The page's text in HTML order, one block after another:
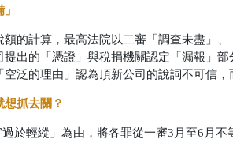
的計算，最高法院以二審「調查未盡」
出的「憑證」與稅捐機關認定「漏報」
泛的理由」認為頂新公司的說詞不可信，
抓去關？
於輕縱」為由，將各罪從一審3月至6月